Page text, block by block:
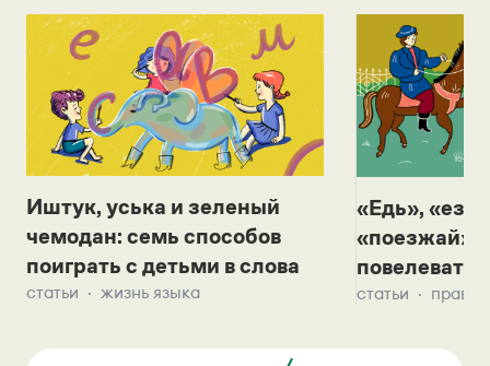
Иштук, уська и зеленый
чемодан: семь способов
поиграть с детьми в слова
статьи жизнь языка
«Едь»,
«поезжай»?
повелевать
статьи